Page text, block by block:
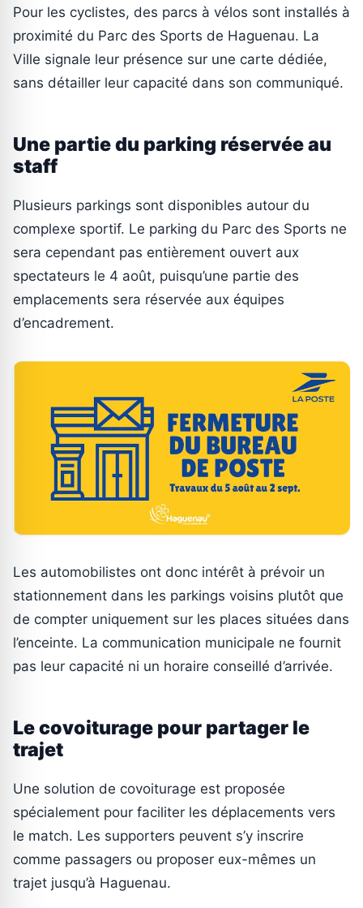
Pour les cyclistes, des parcs à vélos sont installés à
proximité du Parc des Sports de Haguenau. La
Ville signale leur présence sur une carte dédiée,
sans détailler leur capacité dans son communiqué.
Une partie du parking réservée au
staff
Plusieurs parkings sont disponibles autour du
complexe sportif. Le parking du Parc des Sports ne
sera cependant pas entièrement ouvert aux
spectateurs le 4 août, puisqu’une partie des
emplacements sera réservée aux équipes
d’encadrement.
Les automobilistes ont donc intérêt à prévoir un
stationnement dans les parkings voisins plutôt que
de compter uniquement sur les places situées dans
l’enceinte. La communication municipale ne fournit
pas leur capacité ni un horaire conseillé d’arrivée.
Le covoiturage pour partager le
trajet
Une solution de covoiturage est proposée
spécialement pour faciliter les déplacements vers
le match. Les supporters peuvent s’y inscrire
comme passagers ou proposer eux-mêmes un
trajet jusqu’à Haguenau.